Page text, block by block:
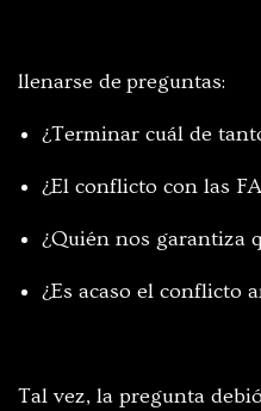
llenarse de preguntas:
¿Terminar cuál de
¿El conflicto con las
¿Quién nos garantiza
¿Es acaso el conflicto
Tal vez, la pregunta